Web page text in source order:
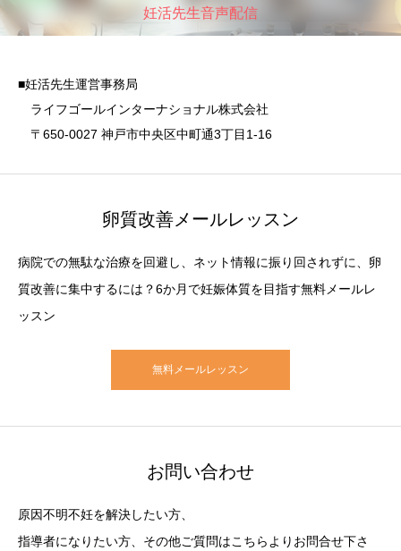
妊活先生音声配信
■妊活先生運営事務局
ライフゴールインターナショナル株式会社
〒650-0027 神戸市中央区中町通3丁目1-16
卵質改善メールレッスン
病院での無駄な治療を回避し、ネット情報に振り回されずに、卵
質改善に集中するには？6か月で妊娠体質を目指す無料メールレ
ッスン
無料メールレッスン
お問い合わせ
原因不明不妊を解決したい方、
指導者になりたい方、その他ご質問はこちらよりお問合せ下さ